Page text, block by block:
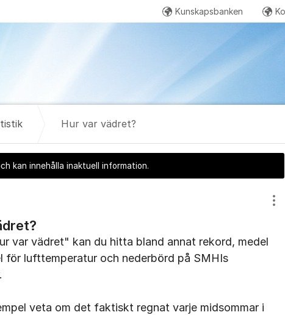
Kunskapsbanken
Hur var vädret?
kan innehålla inaktuell information.
var vädret" kan du hitta bland annat rekord, medel
för lufttemperatur och nederbörd på SMHIs
veta om det faktiskt regnat varje midsommar i